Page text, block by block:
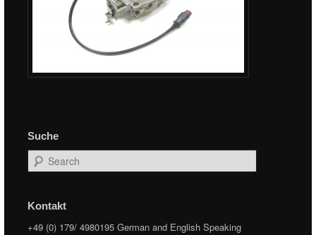
Suche
Search
Kontakt
+49 (0) 179/ 4980195 German and English Speaking